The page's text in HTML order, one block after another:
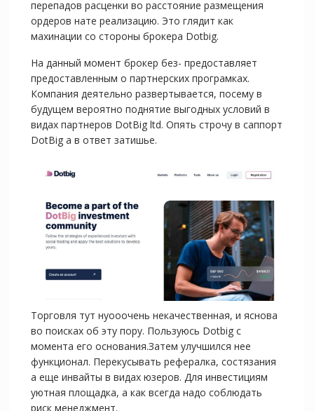
перепадов расценки во расстояние размещения
ордеров нате реализацию. Это глядит как
махинации со стороны брокера Dotbig.
На данный момент брокер без- предоставляет
предоставленным о партнерских програмках.
Компания деятельно развертывается, посему в
будущем вероятно поднятие выгодных условий в
видах партнеров DotBig ltd. Опять строчу в саппорт
DotBig а в ответ затишье.
Торговля тут нуооочень некачественная, и яснова
во поисках об эту пору. Пользуюсь Dotbig с
момента его основания.Затем улучшился нее
функционал. Перекусывать рефералка, состязания
а еще инвайты в видах юзеров. Для инвестициям
уютная площадка, а как всегда надо соблюдать
риск менеджмент.